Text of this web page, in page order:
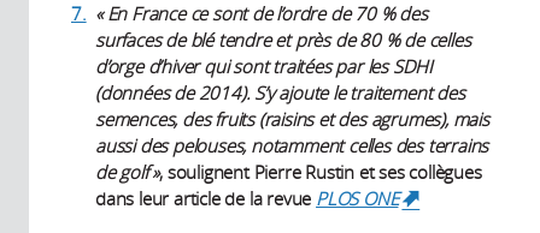
7. « En France ce sont de l’ordre de 70 % des
surfaces de blé tendre et près de 80 % de celles
d’orge d’hiver qui sont traitées par les SDHI
(données de 2014). S’y ajoute le traitement des
semences, des fruits (raisins et des agrumes), mais
aussi des pelouses, notamment celles des terrains
de golf », soulignent Pierre Rustin et ses collègues
dans leur article de la revue PLOS ONE